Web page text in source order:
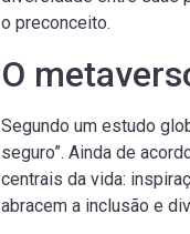
o preconceito.
O
Segundo um estudo
seguro”. Ainda de
centrais da vida:
abracem a inclusão e